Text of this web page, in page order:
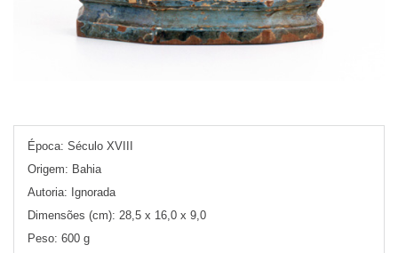
Época: Século XVIII
Origem: Bahia
Autoria: Ignorada
Dimensões (cm): 28,5 x 16,0 x 9,0
Peso: 600 g